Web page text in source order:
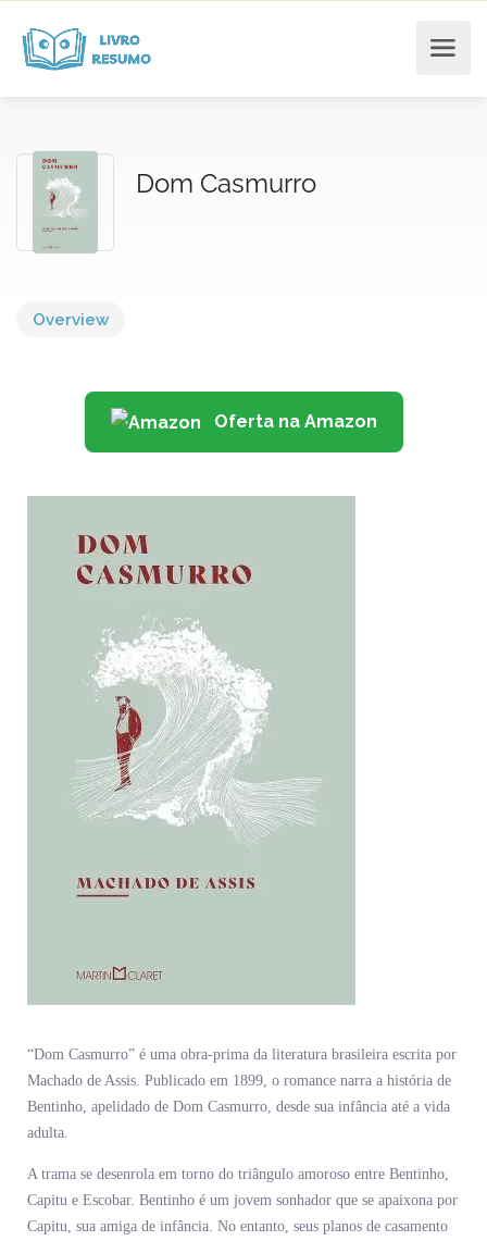
Dom Casmurro
Overview
Oferta na Amazon
“Dom Casmurro” é uma obra-prima da literatura brasileira escrita por
Machado de Assis. Publicado em 1899, o romance narra a história de
Bentinho, apelidado de Dom Casmurro, desde sua infância até a vida
adulta.
A trama se desenrola em torno do triângulo amoroso entre Bentinho,
Capitu e Escobar. Bentinho é um jovem sonhador que se apaixona por
Capitu, sua amiga de infância. No entanto, seus planos de casamento